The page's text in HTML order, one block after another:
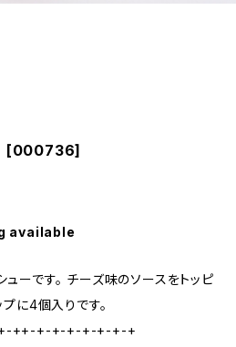
[000736]
available
ーです。 チーズ味のソースをトッピ
に4個入りです。
++-+-+-+-+-+-+-+